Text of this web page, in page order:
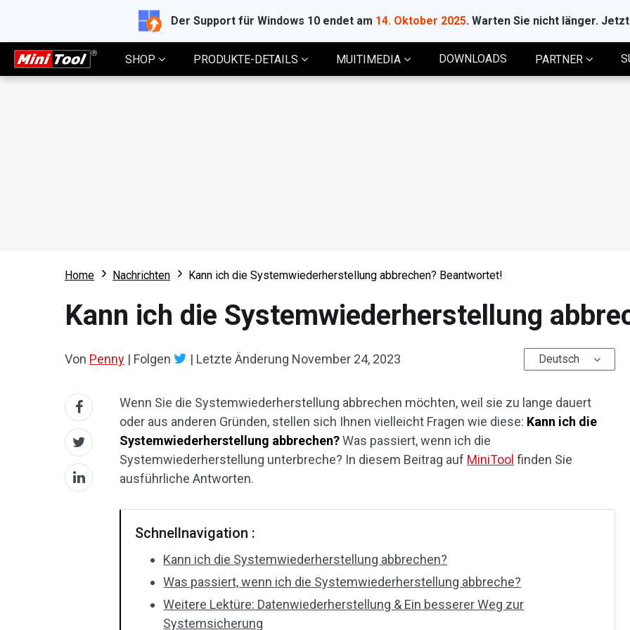
Der Support für Windows 10 endet am 14. Oktober 2025. Warten Sie nicht länger.
SHOP PRODUKTE-DETAILS MUITIMEDIA DOWNLOADS PARTNER
Home Nachrichten Kann ich die Systemwiederherstellung abbrechen? Beantwortet!
Kann ich die Systemwiederherstellung
Von Penny | Folgen | Letzte Änderung November 24, 2023 Deutsch
Wenn Sie die Systemwiederherstellung abbrechen möchten, weil sie zu lange dauert
oder aus anderen Gründen, stellen sich Ihnen vielleicht Fragen wie diese: Kann ich die
Systemwiederherstellung abbrechen?Was passiert, wenn ich die
Systemwiederherstellung unterbreche? In diesem Beitrag auf MiniTool finden Sie
ausführliche Antworten.
Schnellnavigation :
Kann ich die Systemwiederherstellung abbrechen?
Was passiert, wenn ich die Systemwiederherstellung abbreche?
Weitere Lektüre: Datenwiederherstellung & Ein besserer Weg zur
Systemsicherung